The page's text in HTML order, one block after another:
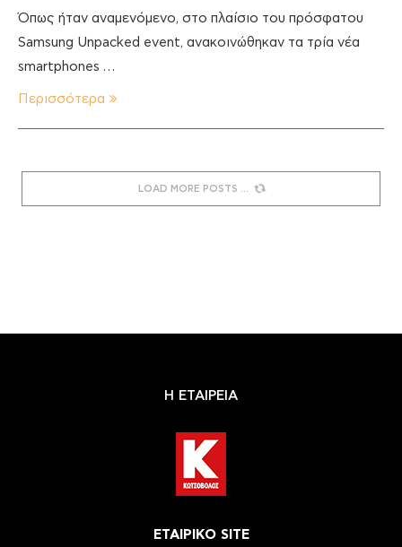
Όπως ήταν αναμενόμενο, στο πλαίσιο του πρόσφατου
Samsung Unpacked event, ανακοινώθηκαν τα τρία νέα
smartphones …
Περισσότερα
LOAD MORE POSTS
Η ΕΤΑΙΡΕΙΑ
ΕΤΑΙΡΙΚΟ SITE